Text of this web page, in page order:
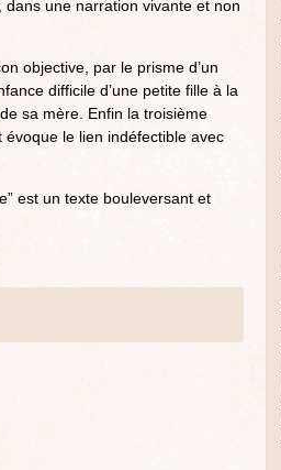
une narration vivante et non
objective, par le prisme d’un
difficile d’une petite fille à la
sa mère. Enfin la troisième
évoque le lien indéfectible avec
est un texte bouleversant et